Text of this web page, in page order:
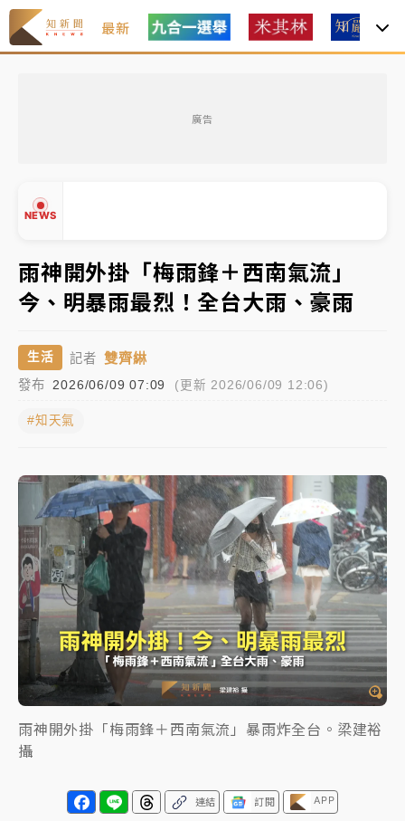
最新
廣告
NEWS
「白海豚」雨炸新北！通報109件災情 侯友宜揭這類災
損最多
白海豚挾豪雨狂炸新北！時雨量破百毫米 水塔、雨棚
砸落毀車
最好玩的父親節！「爸氣集合」出發工程冒險島 邀社
強風長浪襲馬祖！「白海豚」逼近劃設警戒區 違規戲
水觀浪恐重罰失血
日職｜ 林安可狀態正好卻因左膝疼痛下二軍 日媒感嘆
「好事多磨」
韓股最壞時期已過？大摩估去槓桿完成逾半 波動率降
至2個月低
「白海豚」雨炸新北！通報109件災情 侯友宜揭這類災
損最多
白海豚挾豪雨狂炸新北！時雨量破百毫米 水塔、雨棚
砸落毀車
最好玩的父親節！「爸氣集合」出發工程冒險島 邀社
福孩童齊暢玩
水觀浪恐重罰失血
雨神開外掛「梅雨鋒＋西南氣流」
今、明暴雨最烈！全台大雨、豪雨
生活 記者 雙齊綝
發布 2026/06/09 07:09 (更新 2026/06/09 12:06)
#知天氣
雨神開外掛「梅雨鋒＋西南氣流」暴雨炸全台。梁建裕
攝
連結 訂閱 APP